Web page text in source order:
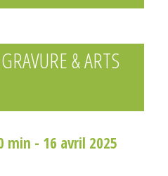
& ARTS
min - 16 avril 2025